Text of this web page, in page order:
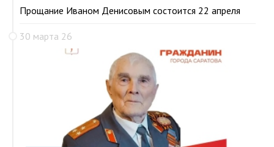
Прощание Иваном Денисовым состоится 22 апреля
30 марта 26